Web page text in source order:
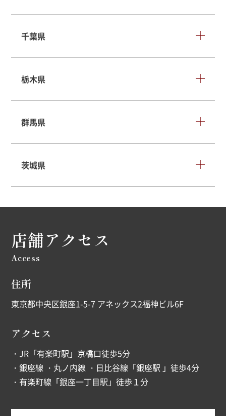
千葉県
栃木県
群馬県
茨城県
店舗アクセス
Access
住所
東京都中央区銀座1-5-7 アネックス2福神ビル6F
アクセス
・JR「有楽町駅」京橋口徒歩5分
・銀座線 ・丸ノ内線 ・日比谷線「銀座駅 」徒歩4分
・有楽町線「銀座一丁目駅」徒歩１分